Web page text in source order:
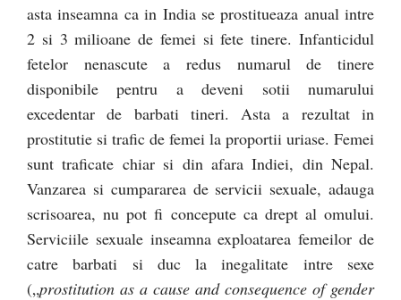
asta inseamna ca in India se prostitueaza anual intre
2 si 3 milioane de femei si fete tinere. Infanticidul
fetelor nenascute a redus numarul de tinere
disponibile pentru a deveni sotii numarului
excedentar de barbati tineri. Asta a rezultat in
prostitutie si trafic de femei la proportii uriase. Femei
sunt traficate chiar si din afara Indiei, din Nepal.
Vanzarea si cumpararea de servicii sexuale, adauga
scrisoarea, nu pot fi concepute ca drept al omului.
Serviciile sexuale inseamna exploatarea femeilor de
catre barbati si duc la inegalitate intre sexe
(„prostitution as a cause and consequence of gender